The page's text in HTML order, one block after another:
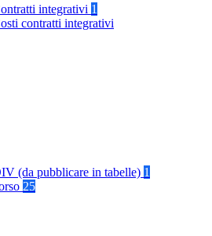
integrativi 1
contratti integrativi
(da pubblicare in tabelle) 1
25